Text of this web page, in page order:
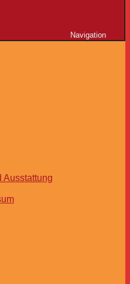
Navigation
Ausstattung